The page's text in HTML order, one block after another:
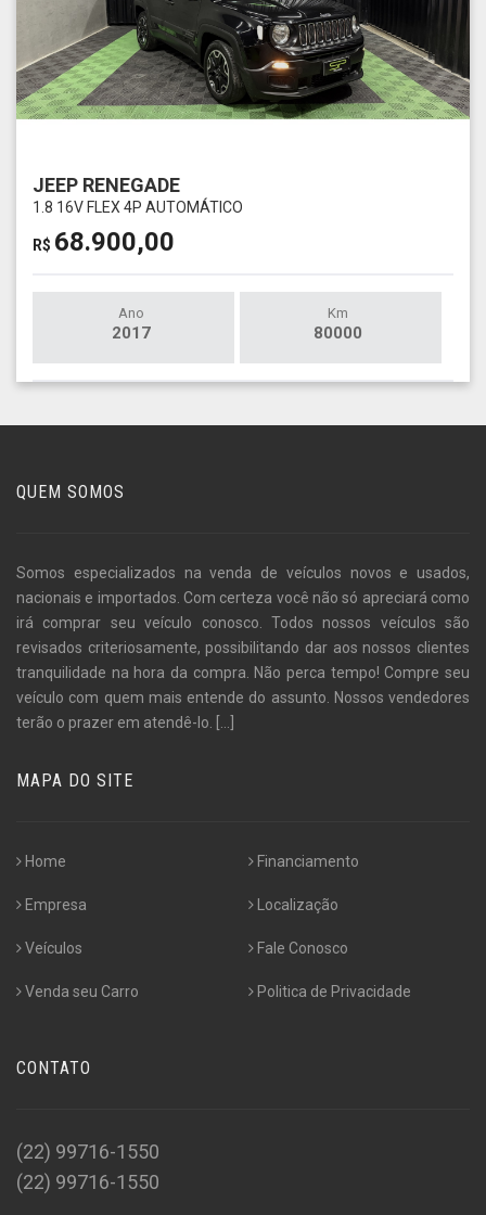
JEEP RENEGADE
1.8 16V FLEX 4P AUTOMÁTICO
R$ 68.900,00
Ano
2017
Km
80000
QUEM SOMOS
Somos especializados na venda de veículos novos e usados,
nacionais e importados. Com certeza você não só apreciará como
irá comprar seu veículo conosco. Todos nossos veículos são
revisados criteriosamente, possibilitando dar aos nossos clientes
tranquilidade na hora da compra. Não perca tempo! Compre seu
veículo com quem mais entende do assunto. Nossos vendedores
terão o prazer em atendê-lo.
MAPA DO SITE
Home
Empresa
Veículos
Venda seu Carro
Financiamento
Localização
Fale Conosco
Politica de Privacidade
CONTATO
(22) 99716-1550
(22) 99716-1550